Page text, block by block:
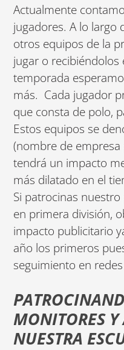
Actualmente
jugadores. A lo
otros equipos de la
jugar o recibiéndolos
temporada
más. Cada jugador
que consta de polo,
Estos equipos se
(nombre de
tendrá un impacto
más dilatado en el
Si patrocinas
en primera división,
impacto publicitario
año los primeros
seguimiento en
MONITORES
NUESTRA